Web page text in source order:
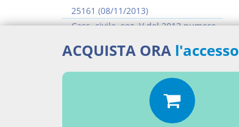
25161 (08/11/2013)
Cass. civile, sez. V del 2013 numero
Cass. civile, sez. V del 2013 numero
25674 (15/11/2013)
>> Vai all'argomento completo
ACQUISTA ORA l'accesso